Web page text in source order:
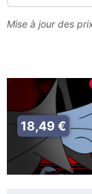
Mise à jour des
18,49 €